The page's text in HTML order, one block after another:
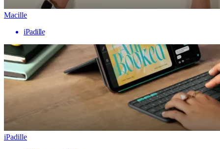
Macille
iPadille
iPadille